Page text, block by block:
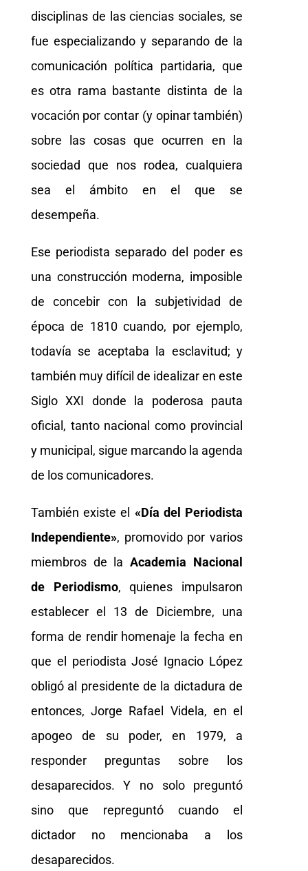
disciplinas de las ciencias sociales, se
fue especializando y separando de la
comunicación política partidaria, que
es otra rama bastante distinta de la
vocación por contar (y opinar también)
sobre las cosas que ocurren en la
sociedad que nos rodea, cualquiera
sea el ámbito en el que se
desempeña.
Ese periodista separado del poder es
una construcción moderna, imposible
de concebir con la subjetividad de
época de 1810 cuando, por ejemplo,
todavía se aceptaba la esclavitud; y
también muy difícil de idealizar en este
Siglo XXI donde la poderosa pauta
oficial, tanto nacional como provincial
y municipal, sigue marcando la agenda
de los comunicadores.
También existe el «Día del Periodista
Independiente», promovido por varios
miembros de laAcademia Nacional
de Periodismo, quienes impulsaron
establecer el 13 de Diciembre, una
forma de rendir homenaje la fecha en
que el periodista José Ignacio López
obligó al presidente de la dictadura de
entonces, Jorge Rafael Videla, en el
apogeo de su poder, en 1979, a
responder preguntas sobre los
desaparecidos. Y no solo preguntó
sino que repreguntó cuando el
dictador no mencionaba a los
desaparecidos.